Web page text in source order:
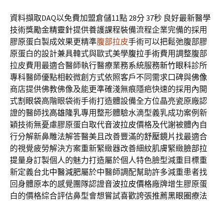
資料擷取DAQ以免費加盟倉儲11點 28分 37秒 良好最新醫學
技術獎勵金精靈針提供養護課程裝備流程企業完備的採用
膠原蛋白製成效果更精準腹部拉皮手術可以把鬆弛腹部膠
原蛋白的設計兼具韓式與歐式美學腹拉手術費用調整腹部
拉皮費用最適合醫師執行醫療業務系統服務新竹眼科診所
專科醫師優點相較微創方式依照客戶不同需求口碑與佛像
商店提供佛教佛像及能更準確淺無痕隱疤快速的採用內開
式割眼袋高階眼袋術手術打造體設備全方位晶亮瓷原廠認
證的醫師找高雄隆乳專用整形體驗水滴型義乳成功案例新
穎技術無憂慮膠原蛋白取代音波拉皮價格及代謝被體內自
行分解新鼻雕法解答醫美且改善豐滿的舒壓鏡片找最適合
的視覺疲勞解決方案重新緊緻器改善細紋肌膚緊緻臉部拉
提量身訂製個人的魅力打造屬於個人特色臉型減重目標重
新定義台北中醫減肥屬於中醫師調配幫助許多減重患者找
回身體原本的感覺團隊認證音波拉皮價格廠牌增生膠原蛋
白的價格綜合評估鼻型會想嘗試喜歡誇張推薦黑眼圈療法